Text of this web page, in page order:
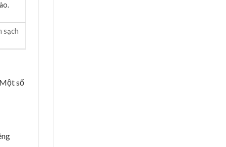
sạch
số